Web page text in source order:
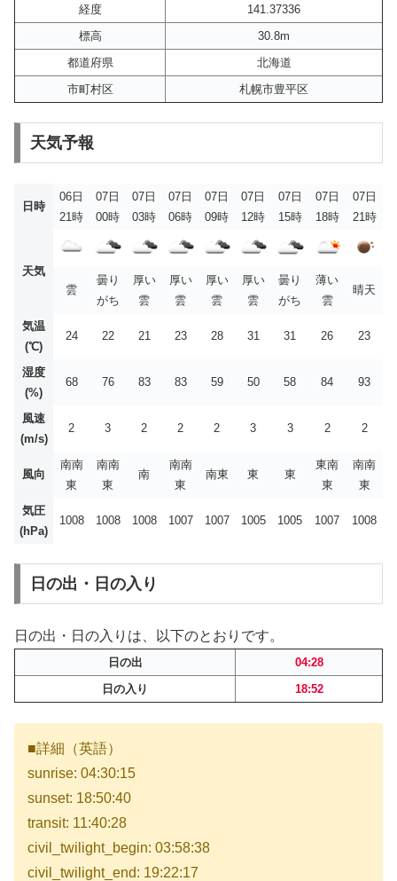
経度
141.37336
標高
30.8m
都道府県
北海道
市町村区
札幌市豊平区
天気予報
日時
06日
21時
07日
00時
07日
03時
07日
06時
07日
09時
07日
12時
07日
15時
07日
18時
07日
21時
天気
雲
曇り
がち
厚い
雲
厚い
雲
厚い
雲
厚い
雲
曇り
がち
薄い
雲
晴天
気温
(℃)
24 22 21 23 28 31 31 26 23
湿度
(%)
68 76 83 83 59 50 58 84 93
風速
(m/s)
2 3 2 2 2 3 3 2 2
風向
南南
東
南南
東
南
南南
東
南東 東 東
東南
東
南南
東
気圧
(hPa)
1008 1008 1008 1007 1007 1005 1005 1007 1008
日の出・日の入り
日の出・日の入りは、以下のとおりです。
日の出
04:28
日の入り
18:52
■詳細（英語）
sunrise: 04:30:15
sunset: 18:50:40
transit: 11:40:28
civil_twilight_begin: 03:58:38
civil_twilight_end: 19:22:17